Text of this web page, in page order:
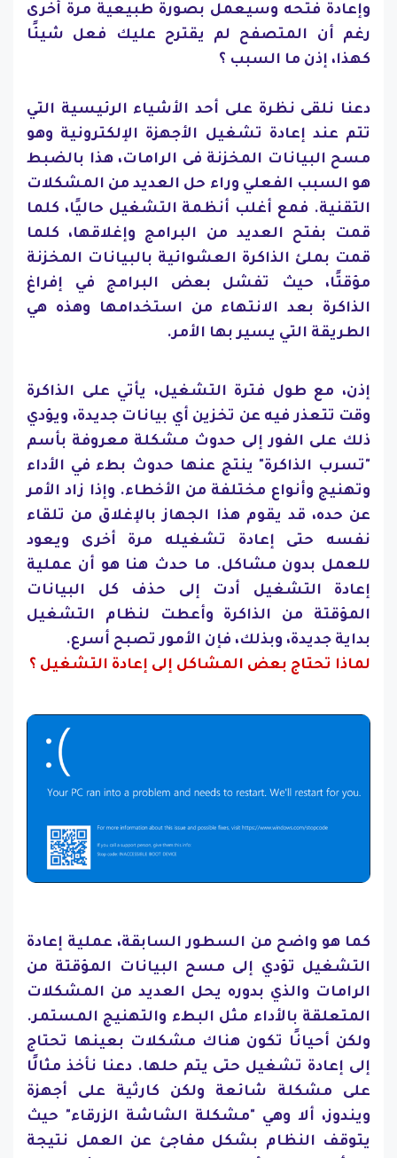
وإعادة فتحه وسيعمل بصورة طبيعية مرة أخرى
رغم أن المتصفح لم يقترح عليك فعل شيئًا
كهذا، إذن ما السبب ؟
دعنا نلقى نظرة على أحد الأشياء الرئيسية التي
تتم عند إعادة تشغيل الأجهزة الإلكترونية وهو
مسح البيانات المخزنة فى الرامات، هذا بالضبط
هو السبب الفعلي وراء حل العديد من المشكلات
التقنية. فمع أغلب أنظمة التشغيل حاليًا، كلما
قمت بفتح العديد من البرامج وإغلاقها، كلما
قمت بملئ الذاكرة العشوائية بالبيانات المخزنة
مؤقتًا، حيث تفشل بعض البرامج في إفراغ
الذاكرة بعد الانتهاء من استخدامها وهذه هي
الطريقة التي يسير بها الأمر.
إذن، مع طول فترة التشغيل، يأتي على الذاكرة
وقت تتعذر فيه عن تخزين أي بيانات جديدة، ويؤدي
ذلك على الفور إلى حدوث مشكلة معروفة بأسم
"تسرب الذاكرة" ينتج عنها حدوث بطء في الأداء
وتهنيج وأنواع مختلفة من الأخطاء. وإذا زاد الأمر
عن حده، قد يقوم هذا الجهاز بالإغلاق من تلقاء
نفسه حتى إعادة تشغيله مرة أخرى ويعود
للعمل بدون مشاكل. ما حدث هنا هو أن عملية
إعادة التشغيل أدت إلى حذف كل البيانات
المؤقتة من الذاكرة وأعطت لنظام التشغيل
بداية جديدة، وبذلك، فإن الأمور تصبح أسرع.
لماذا تحتاج بعض المشاكل إلى إعادة التشغيل ؟
كما هو واضح من السطور السابقة، عملية إعادة
التشغيل تؤدي إلى مسح البيانات المؤقتة من
الرامات والذي بدوره يحل العديد من المشكلات
المتعلقة بالأداء مثل البطء والتهنيج المستمر.
ولكن أحيانًا تكون هناك مشكلات بعينها تحتاج
إلى إعادة تشغيل حتى يتم حلها. دعنا نأخذ مثالًا
على مشكلة شائعة ولكن كارثية على أجهزة
ويندوز، ألا وهي "مشكلة الشاشة الزرقاء" حيث
يتوقف النظام بشكل مفاجئ عن العمل نتيجة